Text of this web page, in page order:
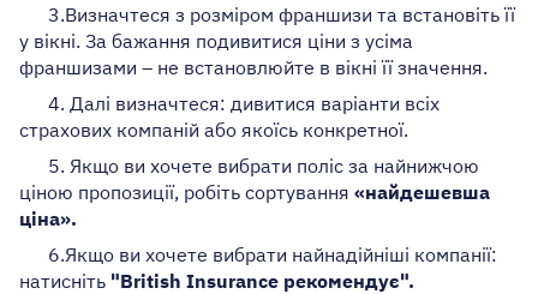
Авто на єврономерах
Є ліцензія таксі
У мене є пільги
Зі знижкою до 25%
3.Визначтеся з розміром франшизи та встановіть її
у вікні. За бажання подивитися ціни з усіма
франшизами – не встановлюйте в вікні її значення.
4. Далі визначтеся: дивитися варіанти всіх
страхових компаній або якоїсь конкретної.
5. Якщо ви хочете вибрати поліс за найнижчою
ціною пропозиції, робіть сортування «найдешевша
ціна».
6.Якщо ви хочете вибрати найнадійніші компанії:
натисніть "British Insurance рекомендує".